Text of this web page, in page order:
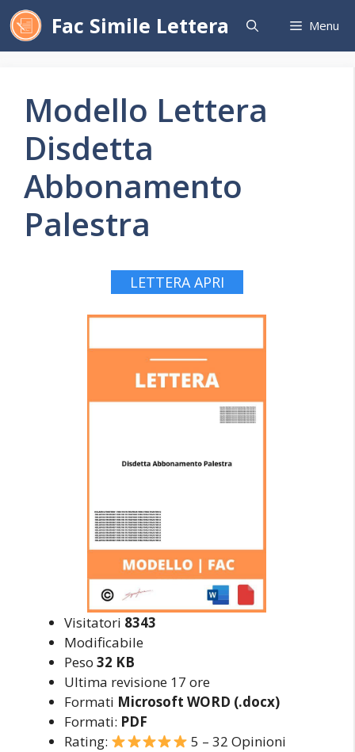
Vai
al
contenuto
Fac Simile Lettera Menu
Modello Lettera
Disdetta
Abbonamento
Palestra
LETTERA APRI
Visitatori 8343
Modificabile
Peso 32 KB
Ultima revisione 17 ore
Formati Microsoft WORD (.docx)
Formati: PDF
Rating:
5 – 32 Opinioni